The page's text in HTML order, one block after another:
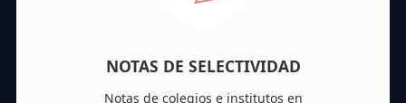
NOTAS DE SELECTIVIDAD
Notas de colegios e institutos en